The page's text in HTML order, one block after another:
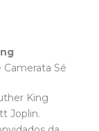
Sé
King
Joplin.